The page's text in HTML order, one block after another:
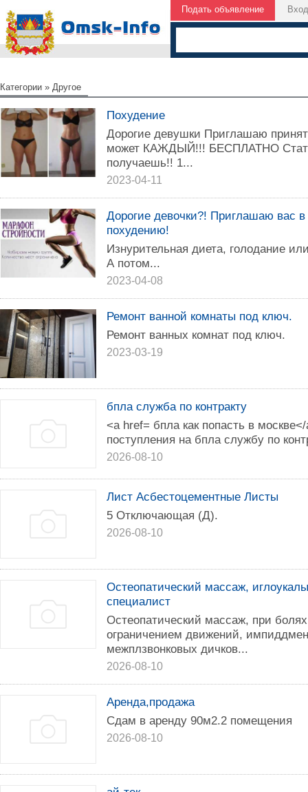
Подать объявление Вход
Категории » Другое
Похудение
Дорогие девушки Приглашаю
может КАЖДЫЙ!!! БЕСПЛАТНО
получаешь!! 1...
2023-04-11
Дорогие девочки?! Приглашаю вас
похудению!
Изнурительная диета, голодание
А потом...
2023-04-08
Ремонт ванной комнаты под ключ.
Ремонт ванных комнат под ключ.
2023-03-19
бпла служба по контракту
<a href= бпла как попасть в
поступления на бпла службу по
2026-08-10
Лист Асбестоцементные Листы
5 Отключающая (Д).
2026-08-10
Остеопатический массаж,
специалист
Остеопатический массаж, при
ограничением движений,
межплзвонковых дичков...
2026-08-10
Аренда,продажа
Сдам в аренду 90м2.2 помещения
2026-08-10